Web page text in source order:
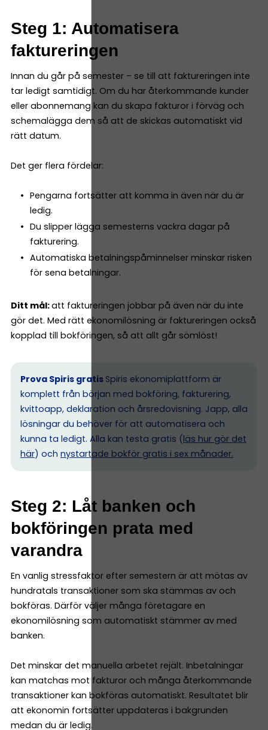
Steg 1: Automatisera
faktureringen
Innan du går på semester – se till att faktureringen inte
tar ledigt samtidigt. Om du har återkommande kunder
eller abonnemang kan du skapa fakturor i förväg och
schemalägga dem så att de skickas automatiskt vid
rätt datum.
Det ger flera fördelar:
Pengarna fortsätter att komma in även när du är
ledig.
Du slipper lägga semesterns vackra dagar på
fakturering.
Automatiska betalningspåminnelser minskar risken
för sena betalningar.
Ditt mål:att faktureringen jobbar på även när du inte
gör det. Med rätt ekonomilösning är faktureringen också
kopplad till bokföringen, så att allt går sömlöst!
Prova Spiris gratis Spiris ekonomiplattform är
komplett från början med bokföring, fakturering,
kvittoapp, deklaration och årsredovisning. Japp, alla
lösningar du behöver för att automatisera och
kunna ta ledigt. Alla kan testa gratis (läs hur gör det
här) och nystartade bokför gratis i sex månader.
Steg 2: Låt banken och
bokföringen prata med
varandra
En vanlig stressfaktor efter semestern är att mötas av
hundratals transaktioner som ska stämmas av och
bokföras. Därför väljer många företagare en
ekonomilösning som automatiskt stämmer av med
banken.
Det minskar det manuella arbetet rejält. Inbetalningar
kan matchas mot fakturor och många återkommande
transaktioner kan bokföras automatiskt. Resultatet blir
att ekonomin fortsätter uppdateras i bakgrunden
medan du är ledig.